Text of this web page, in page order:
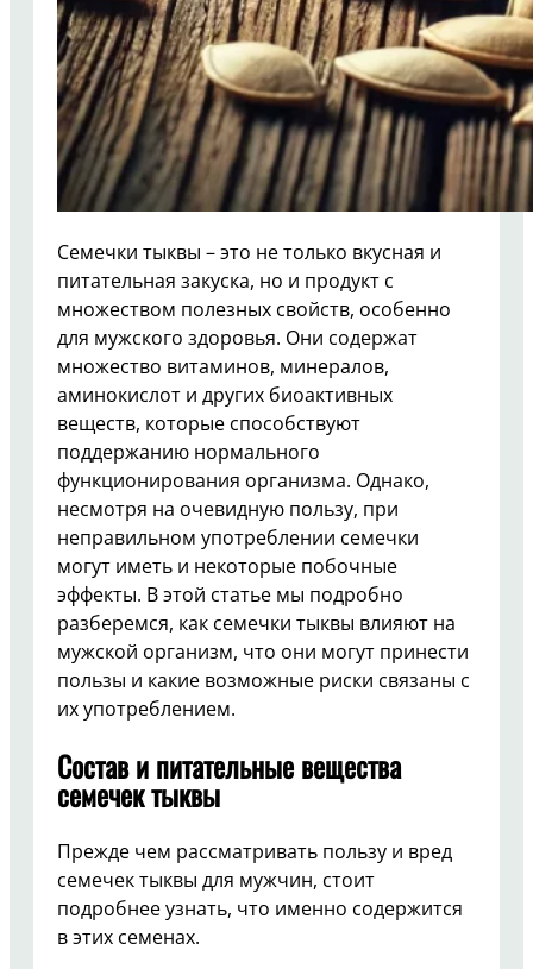
Семечки тыквы – это не только вкусная и
питательная закуска, но и продукт с
множеством полезных свойств, особенно
для мужского здоровья. Они содержат
множество витаминов, минералов,
аминокислот и других биоактивных
веществ, которые способствуют
поддержанию нормального
функционирования организма. Однако,
несмотря на очевидную пользу, при
неправильном употреблении семечки
могут иметь и некоторые побочные
эффекты. В этой статье мы подробно
разберемся, как семечки тыквы влияют на
мужской организм, что они могут принести
пользы и какие возможные риски связаны с
их употреблением.
Состав и питательные вещества
семечек тыквы
Прежде чем рассматривать пользу и вред
семечек тыквы для мужчин, стоит
подробнее узнать, что именно содержится
в этих семенах.